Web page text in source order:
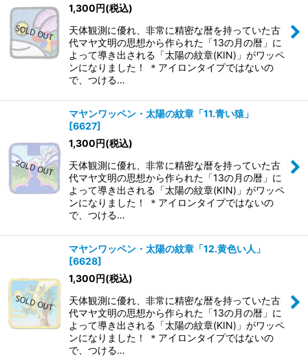
1,300円(税込)
天体観測に優れ、非常に精密な暦を持っていた古
代マヤ文明の思想から作られた「13の月の暦」に
よって導き出される「太陽の紋章(KIN)」がワッペ
ンになりました！ ＊アイロンタイプではないの
で、つける…
マヤンワッペン・太陽の紋章「11.青い猿」
[6627]
1,300円(税込)
天体観測に優れ、非常に精密な暦を持っていた古
代マヤ文明の思想から作られた「13の月の暦」に
よって導き出される「太陽の紋章(KIN)」がワッペ
ンになりました！ ＊アイロンタイプではないの
で、つける…
マヤンワッペン・太陽の紋章「12.黄色い人」
[6628]
1,300円(税込)
天体観測に優れ、非常に精密な暦を持っていた古
代マヤ文明の思想から作られた「13の月の暦」に
よって導き出される「太陽の紋章(KIN)」がワッペ
ンになりました！ ＊アイロンタイプではないの
で、つける…